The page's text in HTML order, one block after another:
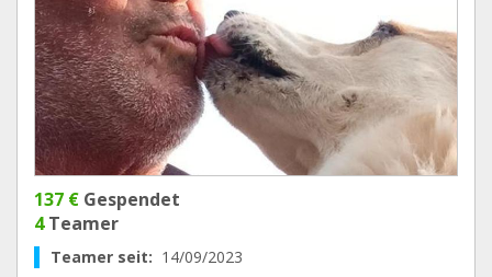
137 € Gespendet
4Teamer
Teamer seit: 14/09/2023